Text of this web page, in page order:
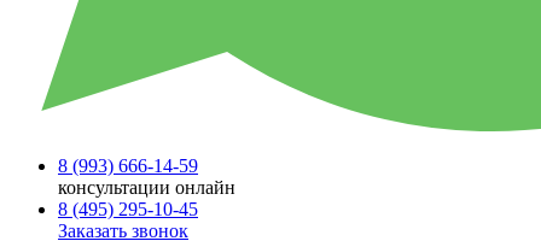
8 (993) 666-14-59
консультации онлайн
8 (495) 295-10-45
Заказать звонок